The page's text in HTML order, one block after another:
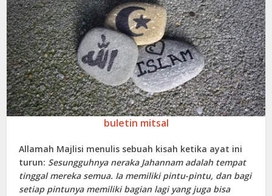
buletin mitsal
Allamah Majlisi menulis sebuah kisah ketika ayat ini
turun: Sesungguhnya neraka Jahannam adalah tempat
tinggal mereka semua. Ia memiliki pintu-pintu, dan bagi
setiap pintunya memiliki bagian lagi yang juga bisa